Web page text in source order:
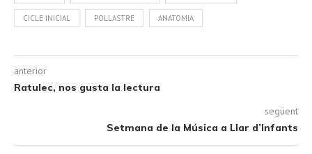
CICLE INICIAL POLLASTRE ANATOMIA
anterior
Ratulec, nos gusta la lectura
següent
Setmana de la Música a Llar d’Infants